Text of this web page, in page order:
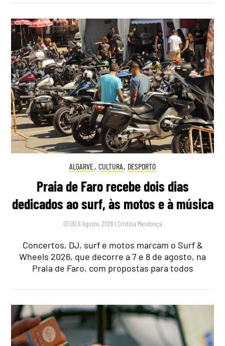
ALGARVE, CULTURA, DESPORTO
Praia de Faro recebe dois dias
dedicados ao surf, às motos e à música
07:00 6 Agosto, 2026 | Cristina Mendonça
Concertos, DJ, surf e motos marcam o Surf &
Wheels 2026, que decorre a 7 e 8 de agosto, na
Praia de Faro, com propostas para todos